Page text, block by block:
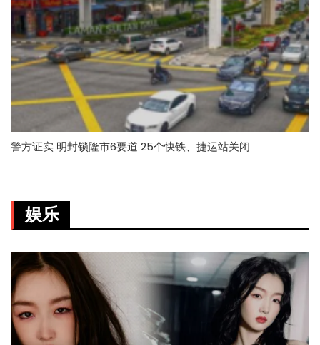
警方证实 明封锁隆市6要道 25个快铁、捷运站关闭
娱乐